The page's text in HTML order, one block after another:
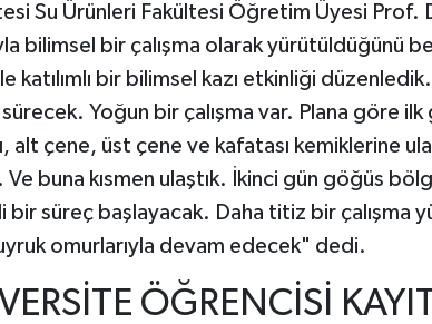
Su Ürünleri Fakültesi Öğretim Üyesi Prof.
bilimsel bir çalışma olarak yürütüldüğünü
katılımlı bir bilimsel kazı etkinliği
sürecek. Yoğun bir çalışma var. Plana göre
alt çene, üst çene ve kafatası kemiklerine
Ve buna kısmen ulaştık. İkinci gün göğüs
bir süreç başlayacak. Daha titiz bir çalışma
omurlarıyla devam edecek" dedi.
ÖĞRENCİSİ